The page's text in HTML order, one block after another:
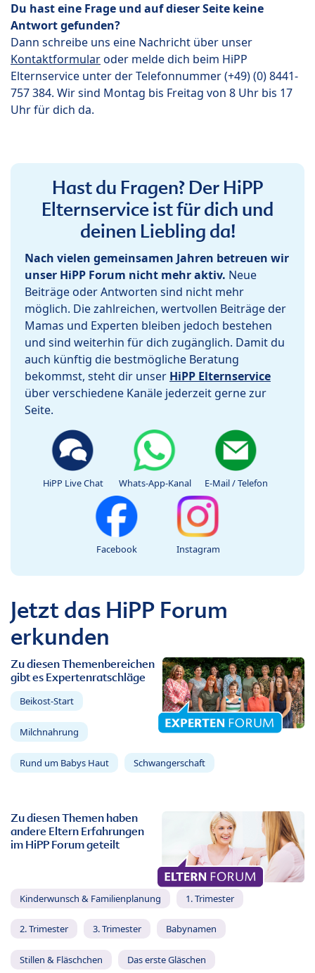
Du hast eine Frage und auf dieser Seite keine
Antwort gefunden?
Dann schreibe uns eine Nachricht über unser
Kontaktformularoder melde dich beim HiPP
Elternservice unter der Telefonnummer (+49) (0) 8441-
757 384. Wir sind Montag bis Freitag von 8 Uhr bis 17
Uhr für dich da.
Hast du Fragen? Der HiPP
Elternservice ist für dich und
deinen Liebling da!
Nach vielen gemeinsamen Jahren betreuen wir
unser HiPP Forum nicht mehr aktiv. Neue
Beiträge oder Antworten sind nicht mehr
möglich. Die zahlreichen, wertvollen Beiträge der
Mamas und Experten bleiben jedoch bestehen
und sind weiterhin für dich zugänglich. Damit du
auch künftig die bestmögliche Beratung
bekommst, steht dir unser HiPP Elternservice
über verschiedene Kanäle jederzeit gerne zur
Seite.
HiPP Live Chat Whats-App-Kanal E-Mail / Telefon
Facebook Instagram
Jetzt das HiPP Forum
erkunden
Zu diesen Themenbereichen
gibt es Expertenratschläge
Beikost-Start
Milchnahrung
Rund um Babys Haut Schwangerschaft
Zu diesen Themen haben
andere Eltern Erfahrungen
im HiPP Forum geteilt
Kinderwunsch & Familienplanung 1. Trimester
2. Trimester 3. Trimester Babynamen
Stillen & Fläschchen Das erste Gläschen